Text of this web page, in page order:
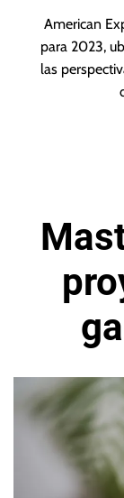
American
para 2023,
las